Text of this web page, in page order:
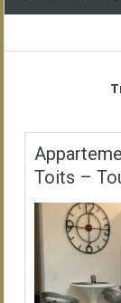
Toits –